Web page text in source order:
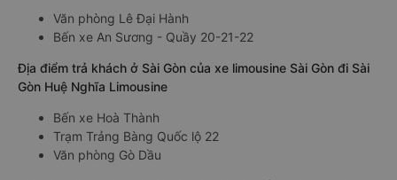
Văn phòng Lê Đại Hành
Bến xe An Sương - Quầy 20-21-22
Địa điểm trả khách ở Sài Gòn của xe limousine Sài Gòn đi Sài
Gòn Huệ Nghĩa Limousine
Bến xe Hoà Thành
Trạm Trảng Bàng Quốc lộ 22
Văn phòng Gò Dầu